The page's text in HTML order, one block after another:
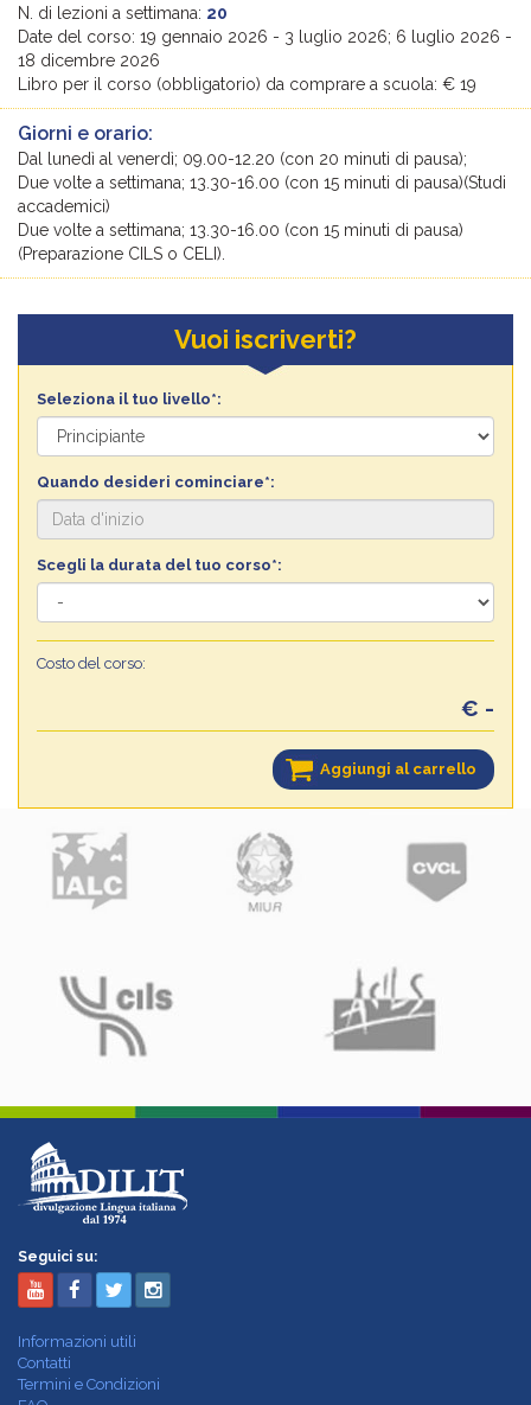
N. di lezioni a settimana: 20
Date del corso: 19 gennaio 2026 - 3 luglio 2026; 6 luglio 2026 -
18 dicembre 2026
Libro per il corso (obbligatorio) da comprare a scuola: € 19
Giorni e orario:
Dal lunedì al venerdì; 09.00-12.20 (con 20 minuti di pausa);
Due volte a settimana; 13.30-16.00 (con 15 minuti di pausa)(Studi
accademici)
Due volte a settimana; 13.30-16.00 (con 15 minuti di pausa)
(Preparazione CILS o CELI).
Vuoi iscriverti?
Seleziona il tuo livello*:
Quando desideri cominciare*:
Scegli la durata del tuo corso*:
Costo del corso:
€ -
Aggiungi al carrello
Seguici su:
Informazioni utili
Contatti
Termini e Condizioni